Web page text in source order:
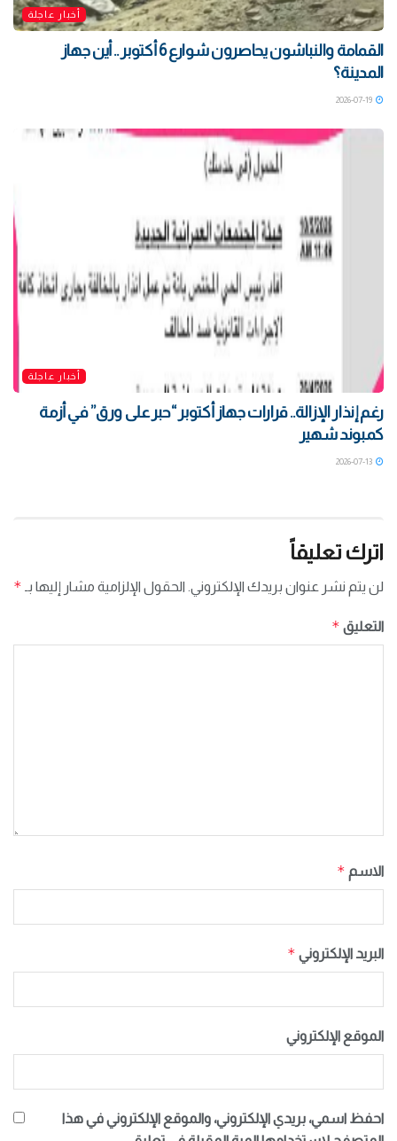
أخبار عاجلة
القمامة والنباشون يحاصرون شوارع 6 أكتوبر .. أين جهاز
المدينة؟
أخبار عاجلة
رغم إنذار الإزالة.. قرارات جهاز أكتوبر “حبر على ورق” في أزمة
كمبوند شهير
اترك تعليقاً
لن يتم نشر عنوان بريدك الإلكتروني. الحقول الإلزامية مشار إليها بـ *
التعليق *
الاسم *
البريد الإلكتروني *
الموقع الإلكتروني
احفظ اسمي، بريدي الإلكتروني، والموقع الإلكتروني في هذا